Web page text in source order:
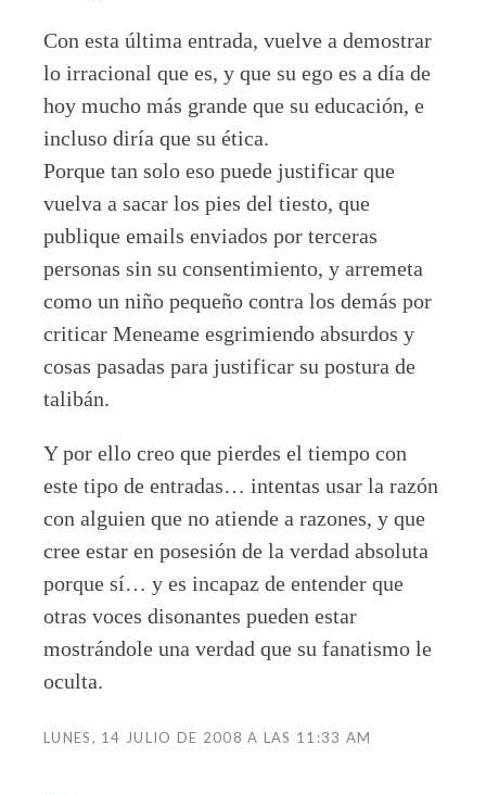
Con esta última entrada, vuelve a demostrar
lo irracional que es, y que su ego es a día de
hoy mucho más grande que su educación, e
incluso diría que su ética.
Porque tan solo eso puede justificar que
vuelva a sacar los pies del tiesto, que
publique emails enviados por terceras
personas sin su consentimiento, y arremeta
como un niño pequeño contra los demás por
criticar Meneame esgrimiendo absurdos y
cosas pasadas para justificar su postura de
talibán.
Y por ello creo que pierdes el tiempo con
este tipo de entradas… intentas usar la razón
con alguien que no atiende a razones, y que
cree estar en posesión de la verdad absoluta
porque sí… y es incapaz de entender que
otras voces disonantes pueden estar
mostrándole una verdad que su fanatismo le
oculta.
LUNES, 14 JULIO DE 2008 A LAS 11:33 AM